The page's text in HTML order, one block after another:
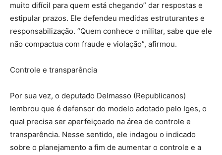
muito difícil para quem está chegando” dar respostas e
estipular prazos. Ele defendeu medidas estruturantes e
responsabilização. “Quem conhece o militar, sabe que ele
não compactua com fraude e violação”, afirmou.
Controle e transparência
Por sua vez, o deputado Delmasso (Republicanos)
lembrou que é defensor do modelo adotado pelo Iges, o
qual precisa ser aperfeiçoado na área de controle e
transparência. Nesse sentido, ele indagou o indicado
sobre o planejamento a fim de aumentar o controle e a